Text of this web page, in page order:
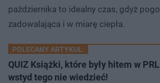
października to idealny czas, gdyż
zadowalająca i w miarę ciepła.
POLECANY ARTYKUŁ:
QUIZ Książki, które były hitem w
wstyd tego nie wiedzieć!